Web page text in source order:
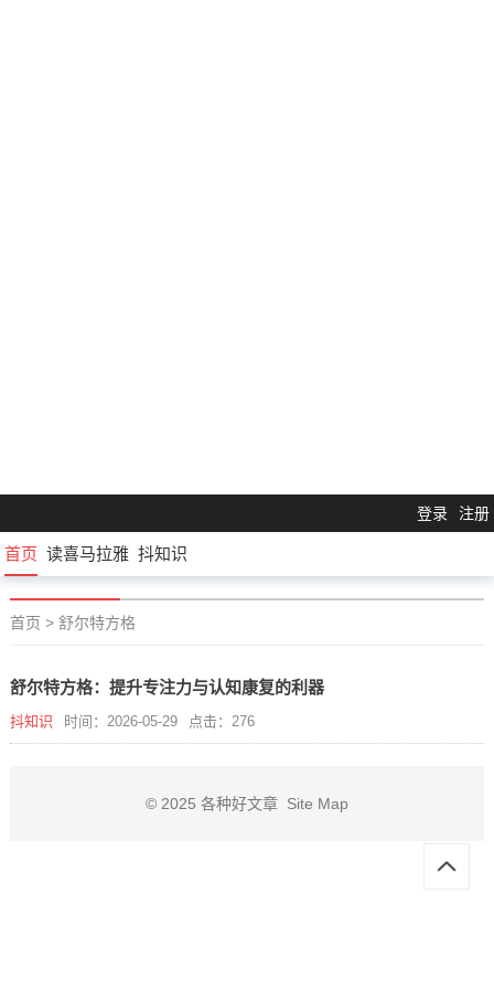
登录 注册
首页 读喜马拉雅 抖知识
首页 > 舒尔特方格
舒尔特方格：提升专注力与认知康复的利器
抖知识 时间：2026-05-29 点击：276
© 2025 各种好文章 Site Map